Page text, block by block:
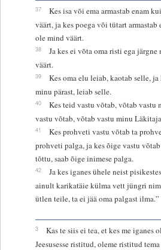
37
Kes isa või ema armastab enam
väärt, ja kes poega või tütart armastab
ole mind väärt.
38
Ja kes ei võta oma risti ega
väärt.
39
Kes oma elu leiab, kaotab selle,
minu pärast, leiab selle.
40
Kes teid vastu võtab, võtab vastu
vastu võtab, võtab vastu minu
41
Kes prohveti vastu võtab ta
prohveti palga, ja kes õige vastu
tõttu, saab õige inimese palga.
42
Ja kes iganes ühele neist
ainult karikatäie külma vett jüngri
ütlen teile, ta ei jää oma palgast ilma.”
3
Kas te siis ei tea, et kes me iganes
Jeesusesse ristitud, oleme ristitud tema